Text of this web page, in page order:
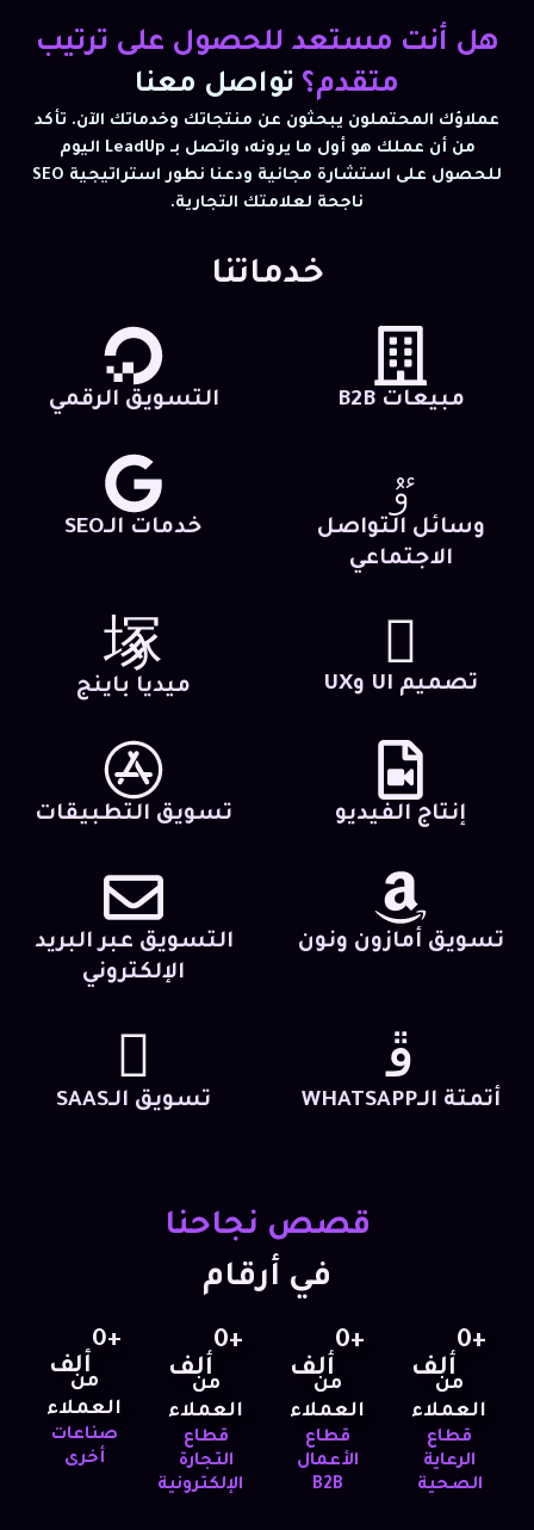
هل أنت مستعد للحصول على ترتيب
متقدم؟ تواصل معنا
عملاؤك المحتملون يبحثون عن منتجاتك وخدماتك الآن. تأكد
من أن عملك هو أول ما يرونه، واتصل بـ LeadUp اليوم
للحصول على استشارة مجانية ودعنا نطور استراتيجية SEO
ناجحة لعلامتك التجارية.
خدماتنا
مبيعات B2B التسويق الرقمي
وسائل التواصل
الاجتماعي
خدمات الـSEO
تصميم UI وUX ميديا باينج
إنتاج الفيديو تسويق التطبيقات
تسويق أمازون ونون
التسويق عبر البريد
الإلكتروني
أتمتة الـWHATSAPP تسويق الـSAAS
قصص نجاحنا
في أرقام
+
0
ألف
من
العملاء
قطاع
الرعاية
الصحية
+
0
ألف
من
العملاء
قطاع
الأعمال
B2B
+
0
ألف
من
العملاء
قطاع
التجارة
الإلكترونية
+
0
ألف
من
العملاء
صناعات
أخرى